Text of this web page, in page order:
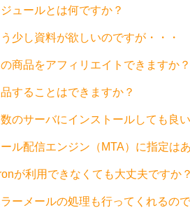
ュールとは何ですか？
う少し資料が欲しいのですが・・・
商品をアフィリエイトできますか？
することはできますか？
のサーバにインストールしても良
ール配信エンジン（MTA）に指定は
が利用できなくても大丈夫ですか
ーメールの処理も行ってくれるの